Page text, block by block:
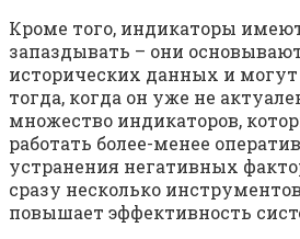
Кроме того, индикаторы
запаздывать – они
исторических данных и
тогда, когда он уже не
множество индикаторов,
работать более-менее
устранения негативных
сразу несколько
повышает эффективность